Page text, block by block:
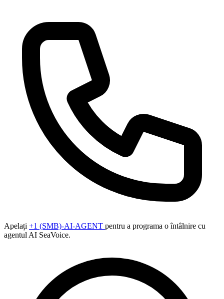
Apelați +1 (SMB)-AI-AGENT pentru a programa o întâlnire cu
agentul AI SeaVoice.